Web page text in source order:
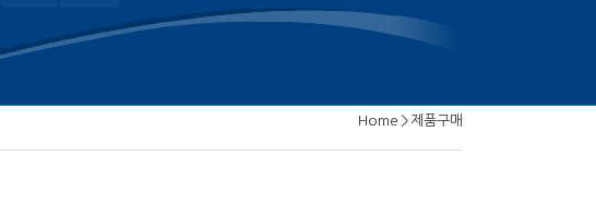
Home > 제품구매